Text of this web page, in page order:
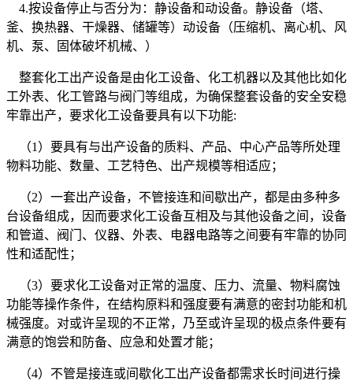
4.按设备停止与否分为：静设备和动设备。静设备（塔、
釜、换热器、干燥器、储罐等）动设备（压缩机、离心机、风
机、泵、固体破坏机械、）
整套化工出产设备是由化工设备、化工机器以及其他比如化
工外表、化工管路与阀门等组成，为确保整套设备的安全安稳
牢靠出产，要求化工设备要具有以下功能:
（1）要具有与出产设备的质料、产品、中心产品等所处理
物料功能、数量、工艺特色、出产规模等相适应；
（2）一套出产设备，不管接连和间歇出产，都是由多种多
台设备组成，因而要求化工设备互相及与其他设备之间，设备
和管道、阀门、仪器、外表、电器电路等之间要有牢靠的协同
性和适配性；
（3）要求化工设备对正常的温度、压力、流量、物料腐蚀
功能等操作条件，在结构原料和强度要有满意的密封功能和机
械强度。对或许呈现的不正常，乃至或许呈现的极点条件要有
满意的饱尝和防备、应急和处置才能；
（4）不管是接连或间歇化工出产设备都需求长时间进行操